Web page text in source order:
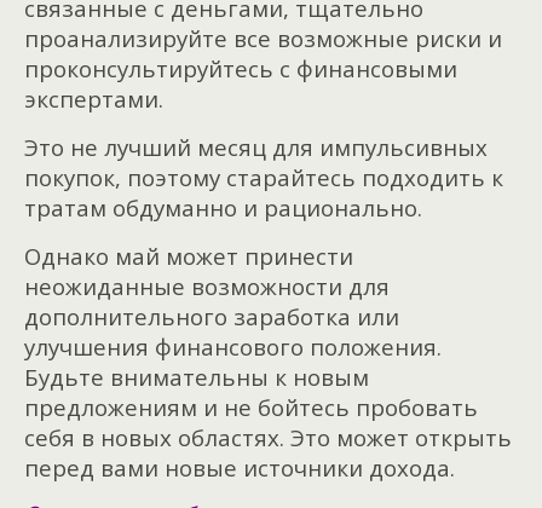
связанные с деньгами, тщательно
проанализируйте все возможные риски и
проконсультируйтесь с финансовыми
экспертами.
Это не лучший месяц для импульсивных
покупок, поэтому старайтесь подходить к
тратам обдуманно и рационально.
Однако май может принести
неожиданные возможности для
дополнительного заработка или
улучшения финансового положения.
Будьте внимательны к новым
предложениям и не бойтесь пробовать
себя в новых областях. Это может открыть
перед вами новые источники дохода.